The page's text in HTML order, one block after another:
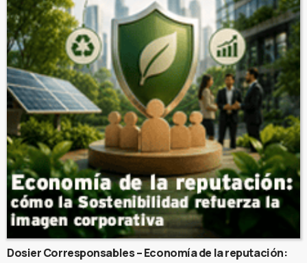
Dosier Corresponsables – Economía de la reputación: